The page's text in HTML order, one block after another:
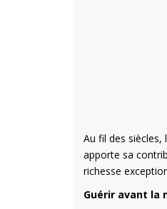
Au fil des siècles,
apporte sa
richesse
Guérir avant la